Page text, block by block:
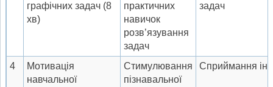
графічних задач (8
хв)
практичних
навичок
розв’язування
задач
задач
4
Мотивація
навчальної
Стимулювання
пізнавальної
Сприймання